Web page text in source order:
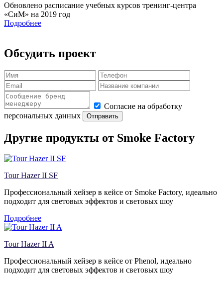
Обновлено расписание учебных курсов тренинг-центра
«СиМ» на 2019 год
Подробнее
Обсудить проект
Согласие на обработку
персональных данных
Отправить
Другие продукты от Smoke Factory
Tour Hazer II SF
Профессиональный хейзер в кейсе от Smoke Factory, идеально
подходит для световых эффектов и световых шоу
Подробнее
Tour Hazer II A
Профессиональный хейзер в кейсе от Phenol, идеально
подходит для световых эффектов и световых шоу